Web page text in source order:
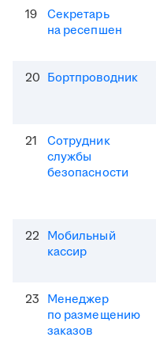
19
Секретарь
на ресепшен
20 Бортпроводник
21
Сотрудник
службы
безопасности
22 Мобильный
кассир
23 Менеджер
по размещению
заказов